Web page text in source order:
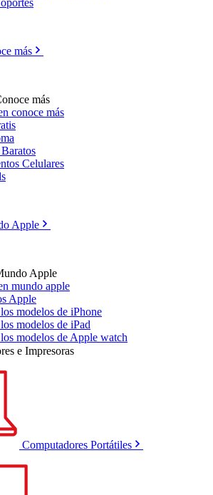
más
más
conoce más
Celulares
Apple
Apple
mundo apple
Apple
modelos de iPhone
modelos de iPad
modelos de Apple watch
e Impresoras
Computadores Portátiles